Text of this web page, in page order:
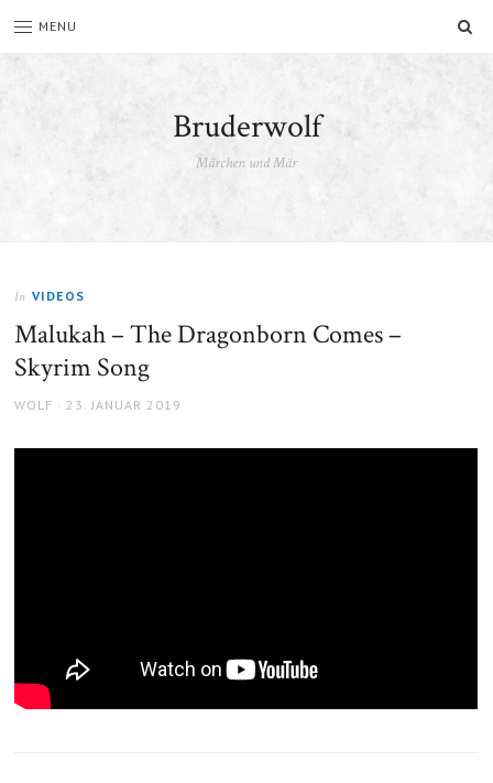
MENU
Bruderwolf
Märchen und Mär
In VIDEOS
Malukah – ‪The Dragonborn Comes –
Skyrim Song
AUTHOR
WOLF
POSTED
23. JANUAR 2019